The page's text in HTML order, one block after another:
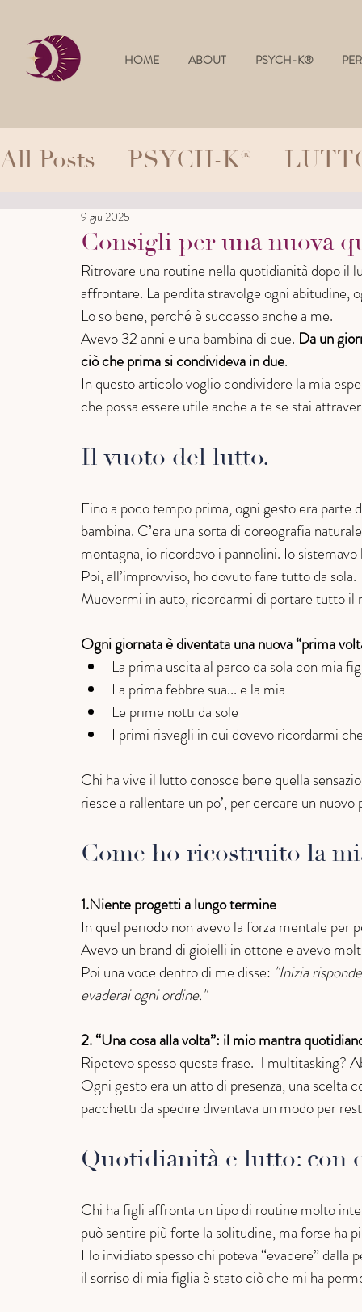
HOME ABOUT PSYCH-K®
All Posts PSYCH-K®
CRESCITA PERSONALE
Consigli per una nuova
9 giu 2025
Ritrovare una routine nella quotidianità dopo
affrontare. La perdita stravolge ogni abitudine,
Lo so bene, perché è successo anche a me.
Avevo 32 anni e una bambina di due. Da un
ciò che prima si condivideva in due.
In questo articolo voglio condividere la mia
che possa essere utile anche a te se stai
Il vuoto del lutto.
Fino a poco tempo prima, ogni gesto era parte
bambina. C’era una sorta di coreografia
montagna, io ricordavo i pannolini. Io
Poi, all’improvviso, ho dovuto fare tutto da sola.
Muovermi in auto, ricordarmi di portare tutto il
Ogni giornata è diventata una nuova “prima
La prima uscita al parco da sola con mia
La prima febbre sua... e la mia
Le prime notti da sole
I primi risvegli in cui dovevo ricordarmi
Chi ha vive il lutto conosce bene quella
riesce a rallentare un po’, per cercare un nuovo
Come ho ricostruito la
1.Niente progetti a lungo termine
In quel periodo non avevo la forza mentale per
Avevo un brand di gioielli in ottone e avevo
Poi una voce dentro di me disse: "Inizia
evaderai ogni ordine."
2. “Una cosa alla volta”: il mio mantra
Ripetevo spesso questa frase. Il multitasking?
Ogni gesto era un atto di presenza, una scelta
pacchetti da spedire diventava un modo per
Quotidianità e lutto: con
Chi ha figli affronta un tipo di routine molto
può sentire più forte la solitudine, ma forse ha
Ho invidiato spesso chi poteva “evadere”
il sorriso di mia figlia è stato ciò che mi ha